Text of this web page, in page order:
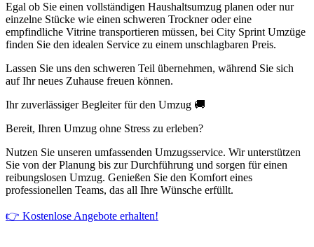
Egal ob Sie einen vollständigen Haushaltsumzug planen oder nur
einzelne Stücke wie einen schweren Trockner oder eine
empfindliche Vitrine transportieren müssen, bei City Sprint Umzüge
finden Sie den idealen Service zu einem unschlagbaren Preis.
Lassen Sie uns den schweren Teil übernehmen, während Sie sich
auf Ihr neues Zuhause freuen können.
Ihr zuverlässiger Begleiter für den Umzug 🚚
Bereit, Ihren Umzug ohne Stress zu erleben?
Nutzen Sie unseren umfassenden Umzugsservice. Wir unterstützen
Sie von der Planung bis zur Durchführung und sorgen für einen
reibungslosen Umzug. Genießen Sie den Komfort eines
professionellen Teams, das all Ihre Wünsche erfüllt.
👉 Kostenlose Angebote erhalten!